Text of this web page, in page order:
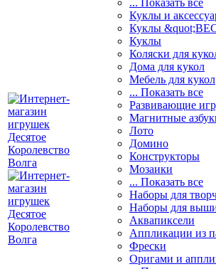
... Показать все
Куклы и
Куклы
Куклы
Коляски для
Дома для кукол
Мебель для кукол
... Показать все
Развивающие
Магнитные
Лото
Домино
Конструкторы
Мозаики
... Показать все
Наборы для
Наборы для
Аквапиксели
Аппликации из
Фрески
Оригами и